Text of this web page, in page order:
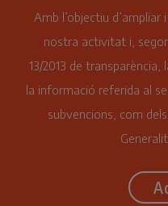
Amb l’objectiu
nostra activitat i,
13/2013 de transparència,
la informació referida al
subvencions, com